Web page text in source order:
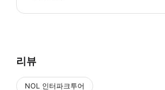
리뷰
NOL 인터파크투어